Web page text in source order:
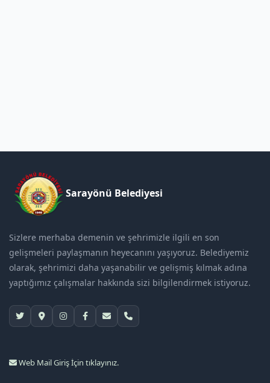
Sarayönü Belediyesi
Sizlere merhaba demenin ve şehrimizle ilgili en son
gelişmeleri paylaşmanın heyecanını yaşıyoruz. Belediyemiz
olarak, şehrimizi daha yaşanabilir ve gelişmiş kılmak adına
yaptığımız çalışmalar hakkında sizi bilgilendirmek istiyoruz.
Web Mail Giriş İçin tıklayınız.